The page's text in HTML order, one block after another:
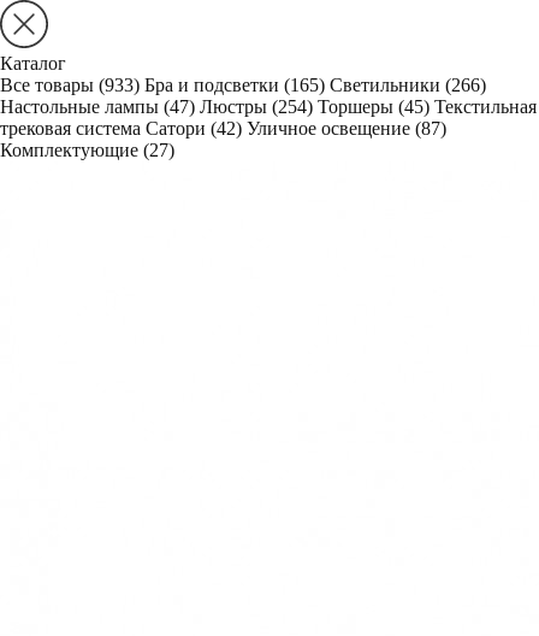
Каталог
Все товары (933) Бра и подсветки (165) Светильники (266)
Настольные лампы (47) Люстры (254) Торшеры (45) Текстильная
трековая система Сатори (42) Уличное освещение (87)
Комплектующие (27)